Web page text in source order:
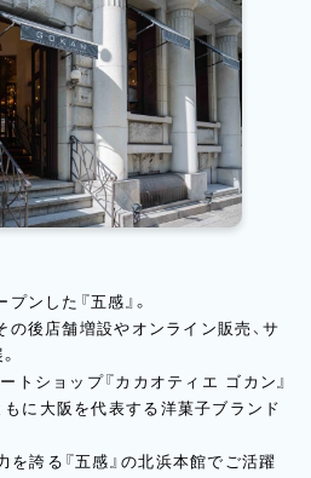
ンした『五感』。
の後店舗増設やオンライン販売、サ
トショップ『カカオティエ ゴカン』
もに大阪を代表する洋菓子ブランド
誇る『五感』の北浜本館でご活躍